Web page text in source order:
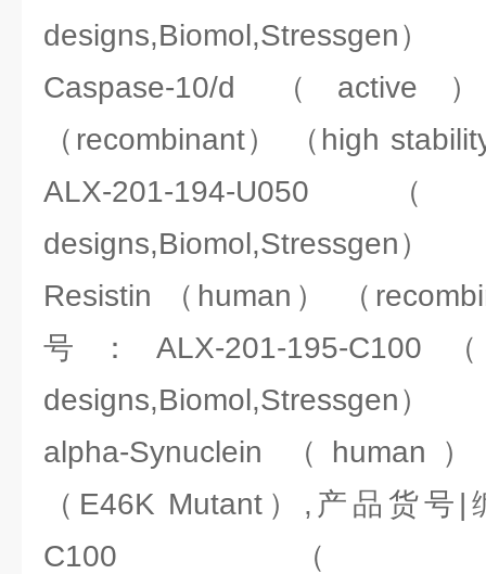
designs,Biomol,Stressgen）
Caspase-10/d （
（recombinant） （high
ALX-201-194-U050（
designs,Biomol,Stressgen）
Resistin （human） （
号：ALX-201-195-C100（
designs,Biomol,Stressgen）
alpha-Synuclein （human
（E46K Mutant）,产品货号|
C100（